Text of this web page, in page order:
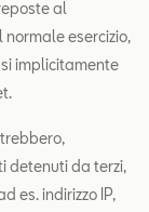
al
esercizio,
implicitamente
detenuti da terzi,
es. indirizzo IP,